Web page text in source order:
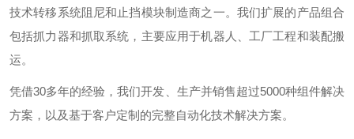
技术转移系统阻尼和止挡模块制造商之一。我们扩展的产品组合
包括抓力器和抓取系统，主要应用于机器人、工厂工程和装配搬
运。
凭借30多年的经验，我们开发、生产并销售超过5000种组件解决
方案，以及基于客户定制的完整自动化技术解决方案。